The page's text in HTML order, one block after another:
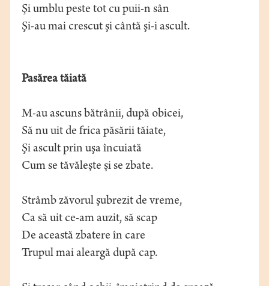
Şi umblu peste tot cu puii-n sân
Şi-au mai crescut şi cântă şi-i ascult.
Pasărea tăiată
M-au ascuns bătrânii, după obicei,
Să nu uit de frica păsării tăiate,
Şi ascult prin uşa încuiată
Cum se tăvăleşte şi se zbate.
Strâmb zăvorul şubrezit de vreme,
Ca să uit ce-am auzit, să scap
De această zbatere în care
Trupul mai aleargă după cap.